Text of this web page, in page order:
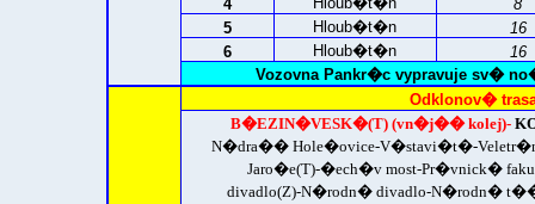
4
8
5
Hloub�t�n
16
6
Hloub�t�n
16
Vozovna Pankr�c vypravuje sv�
Odklonov�
B�EZIN�VESK�(T) (vn�j�� kolej)-
N�dra�� Hole�ovice-V�stavi�t�-
Jaro�e(T)-�ech�v most-Pr�vnick�
divadlo(Z)-N�rodn� divadlo-N�rodn�